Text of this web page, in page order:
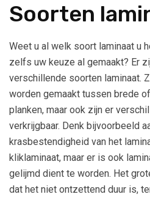
Soorten
Weet u al welk soort laminaat u
zelfs uw keuze al gemaakt? Er
verschillende soorten laminaat.
worden gemaakt tussen brede
planken, maar ook zijn er
verkrijgbaar. Denk bijvoorbeeld
krasbestendigheid van het
kliklaminaat, maar er is ook
gelijmd dient te worden. Het
dat het niet ontzettend duur is,